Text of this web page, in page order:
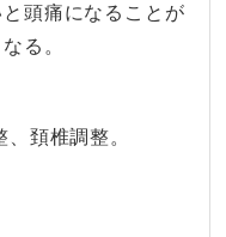
頭痛になることが
る。
頚椎調整。